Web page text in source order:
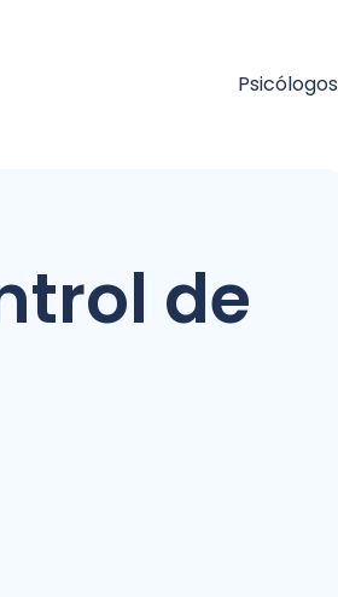
Psicólogos
de